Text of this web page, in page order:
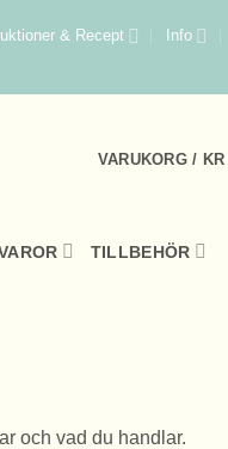
& Recept Info
VARUKORG / KR
TILLBEHÖR
och vad du handlar.